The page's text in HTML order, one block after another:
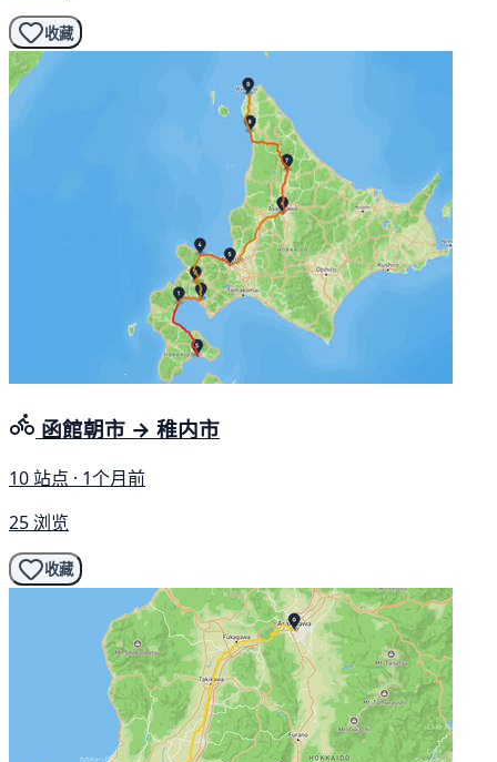
收藏
函館朝市 → 稚内市
10 站点 · 1个月前
25 浏览
收藏